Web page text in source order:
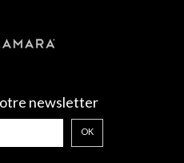
newsletter
OK